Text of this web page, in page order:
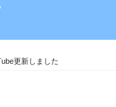
更新しました